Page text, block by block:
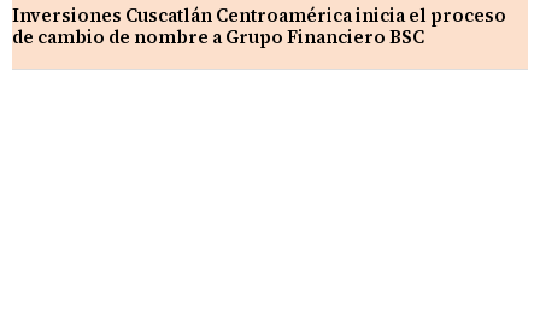
Inversiones Cuscatlán Centroamérica inicia el proceso
de cambio de nombre a Grupo Financiero BSC